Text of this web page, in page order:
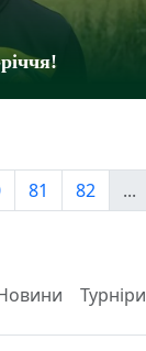
81 82 ...
Турніри